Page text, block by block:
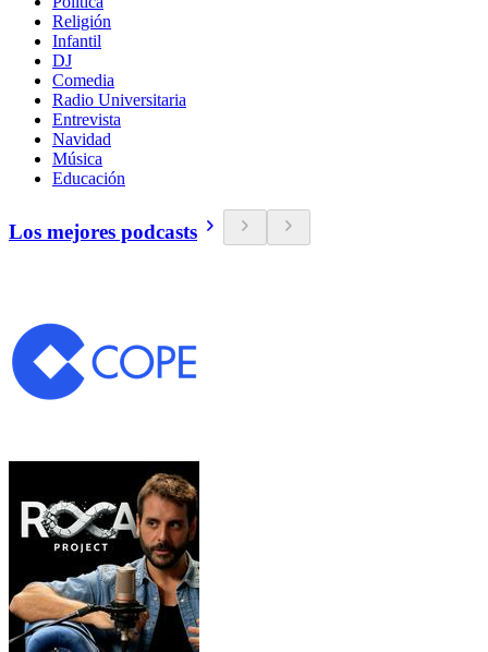
Religión
Infantil
DJ
Comedia
Radio Universitaria
Entrevista
Navidad
Música
Educación
Los mejores podcasts